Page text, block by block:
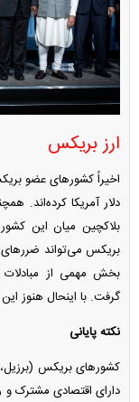
ارز بریکس
اخیراً کشورهای عضو
دلار آمریکا کرده‌اند.
بلاکچین میان این
بریکس می‌تواند ضررهای
بخش مهمی از مبادلات
گرفت. با اینحال هنوز
نکته پایانی
کشورهای بریکس
دارای اقتصادی مشترک